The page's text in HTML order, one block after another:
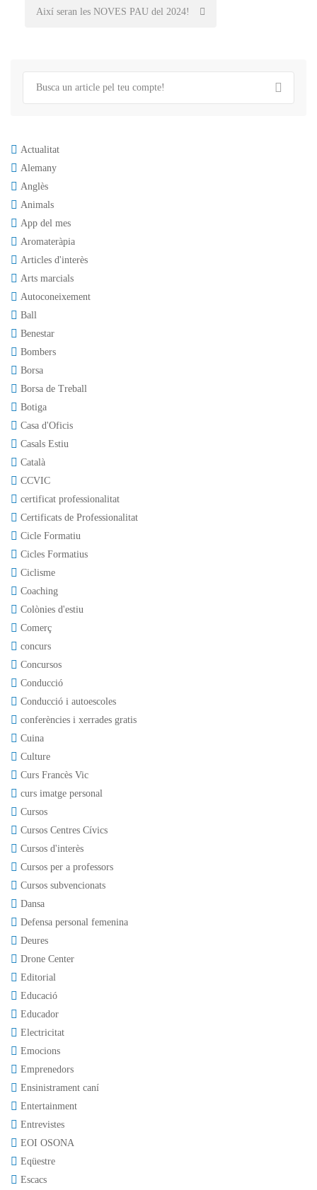
Així seran les NOVES PAU del 2024!
Actualitat
Alemany
Anglès
Animals
App del mes
Aromateràpia
Articles d'interès
Arts marcials
Autoconeixement
Ball
Benestar
Bombers
Borsa
Borsa de Treball
Botiga
Casa d'Oficis
Casals Estiu
Català
CCVIC
certificat professionalitat
Certificats de Professionalitat
Cicle Formatiu
Cicles Formatius
Ciclisme
Coaching
Colònies d'estiu
Comerç
concurs
Concursos
Conducció
Conducció i autoescoles
conferències i xerrades gratis
Cuina
Culture
Curs Francès Vic
curs imatge personal
Cursos
Cursos Centres Cívics
Cursos d'interès
Cursos per a professors
Cursos subvencionats
Dansa
Defensa personal femenina
Deures
Drone Center
Editorial
Educació
Educador
Electricitat
Emocions
Emprenedors
Ensinistrament caní
Entertainment
Entrevistes
EOI OSONA
Eqüestre
Escacs